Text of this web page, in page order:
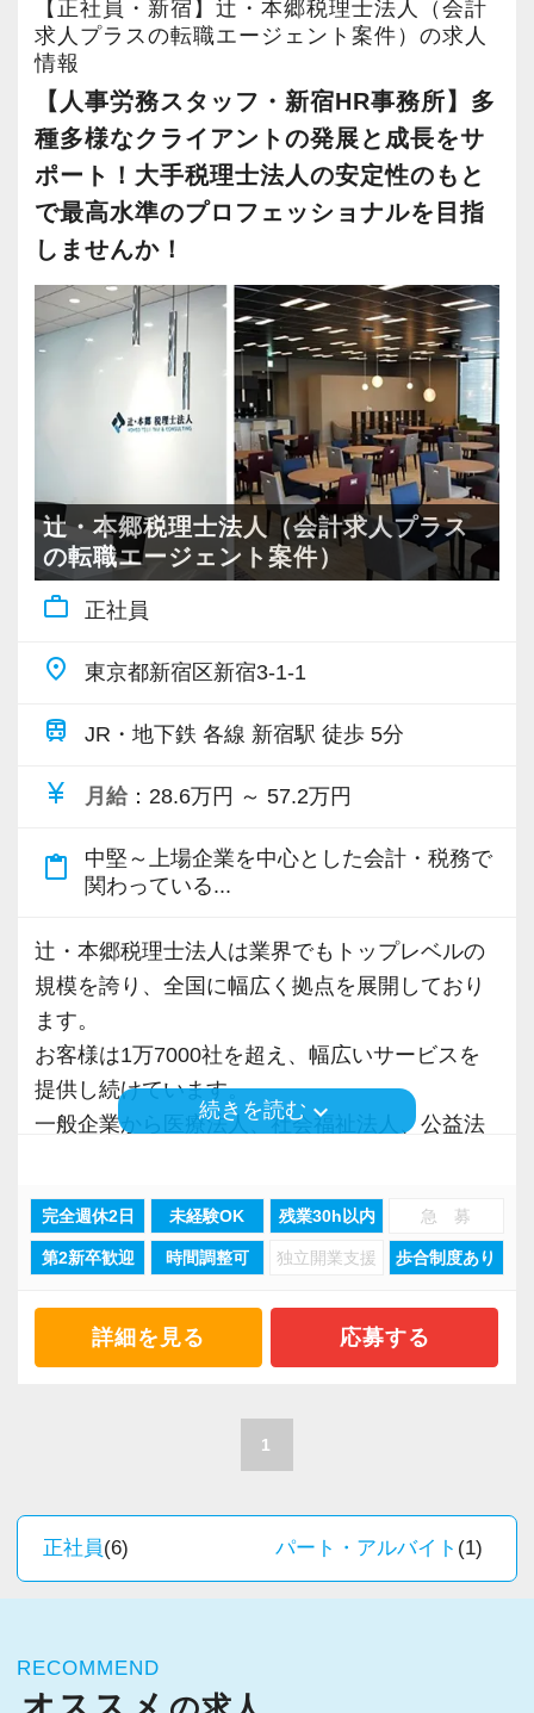
【現役スタッフの声】
前職は小規模な事務所で、なかなか担当を持つ
ことができませんでした。
代表が高齢で新しいお客様も増えず、自分の今
後のキャリアを考えて転職を決意し、当社に入
社しました。
現在は、渋谷オフィスの責任者として一つの拠
点を任されています。
積極的に手を挙げるアクティブな人には向いて
いる会社です。
私も新しい経験にチャレンジしたいと思い、渋
谷オフィスの開設に合わせて、責任者になりた
いと立候補しました。
主体性のある人にはキャリアアップとレベルア
ップのチャンスも広がり、経験者なら実務だけ
でなくマネジメントの経験も積めます。
オフィス責任者として心がけているのは、何で
も気軽に話せる雰囲気と一人一人の考え方を尊
重することです。
常に柔軟さを忘れずに接したいと思っていま
スタッフの成長にともないお客様からも信頼さ
れ喜んでもらえる、そんな組織にしていきたい
“明るくて仲が良い”というのも当社の特徴。
良くも悪くも“おせっかい”な人が多く、お客様の
ために、一緒に働く仲間のために、本気になれ
る熱い人が多いです。
る実感が得られやすい職場です。
等級制度でキャリアアップの道筋が明確になっ
ているので、目標を立ててどんどん達成してい
きましょう！
「こういうことをやってみたい！」という強い
思いがある人、大歓迎です！
【採用＆法人案内動画】
【辻・本郷税理士法人に応募するポイント！】
■国内最大級の専門特化型税理士法人です。全国
に拠点展開をしており、その規模感を武器に1万
7000社を超えるお客様に質の高いサービスを提
供しています。
■お客様は一般企業、医療法人、公益法人、海外
法人など多種多様。業務の幅も税務顧問から事
業承継、相続、M＆A、再生・再編、国際税務な
ど、あらゆる業種・分野での案件を経験するこ
とができます。
■新宿ミライナタワー事務所のほか、日本全国に
事務所を展開していますので現地登用はもちろ
ん、Iターン、Uターンご希望の方も歓迎です。
またご家族の転勤や介護によって勤務地の移動
申請ができます。
キャッチアップできるなど、スキルアップの支
援環境もしっかりとしています。
■配属された部署で1年働いた後にFA制度が使え
ます。自己申請型で希望の部署に移動ができま
指せます。
■全国のスタッフの勤務時間を本部で一元管理を
日に続いている方がいた際に部門の責任者に抑
制の指令が飛ぶようになっています。そのため
全拠点で残業の抑制が成功しています。
■通常の始業時間に対し、前後1時間または2時
間を始業時間にできる制度を導入していますの
で、ライフスタイルにあわせて最適な時間帯で
ークも相談可能です。
※応募には会計求人プラスにご登録が必要で
法人で、【公認会計士（税務）スタッフ】を募
集します！
配属先であるミライナタワーは、新宿駅直結の
好立地。
各専門分野のプロフェッショナルが揃っている
職場です。
安定性、成長性、働きやすさが揃った環境で、
辻・本郷税理士法人では人材育成を重要な課題
として取り組んでいます。
新人研修、マネージャー研修、全体研修、個別
事例研修など用意しながらスタッフの成長をバ
ックアップしています。
他にも会計人として押さえるべき重要項目につ
いて法改正に関する勉強会や内部・外部から講
師陣を招きスタッフ全体で知識の共有を図りま
す。
士など、税務・会計に関わる様々な分野のエキ
そして案件によっては、チームを組んで業務を
による協力と刺激を受けながら自身の専門スキ
ルを磨けます。
れた資格など、大いに活かしながら活躍するこ
とが出来ます。
◆お客様を税務・会計の面からサポートしたい
方
◆会計とITの知識を使って活躍したい方
◆成長したい、スキルアップしたい、手に職を
つけたい方
辻・本郷の環境で上記項目を実現しながら働
き、プロフェッショナルとして活躍しません
【採用＆法人案内動画】
【辻・本郷税理士法人に応募するポイント！】
7000社を超えるお客様に質の高いサービスを提
供しています。
【正社員・新宿】辻・本郷税理士法人（会計
求人プラスの転職エージェント案件）の求人
情報
【人事労務スタッフ・新宿HR事務所】多
種多様なクライアントの発展と成長をサ
ポート！大手税理士法人の安定性のもと
で最高水準のプロフェッショナルを目指
しませんか！
辻・本郷税理士法人（会計求人プラス
の転職エージェント案件）
work_outline 正社員
place 東京都新宿区新宿3-1-1
train JR・地下鉄 各線 新宿駅 徒歩 5分
currency_yen 月給 ：28.6万円 ～ 57.2万円
content_paste
中堅～上場企業を中心とした会計・税務で
関わっている...
辻・本郷税理士法人は業界でもトップレベルの
規模を誇り、全国に幅広く拠点を展開しており
ます。
お客様は1万7000社を超え、幅広いサービスを
提供し続けています。
一般企業から医療法人、社会福祉法人、公益法
業務経験を積む事ができます。
法人で、【人事労務スタッフ】を募集します！
配属先は新宿HR事務所となり、給与計算部門と
部署内は女性が活躍しており、社会保険労務士
育児をしながら時短勤務で仕事を続ける、有給
続きを読む keyboard_arrow_down
完全週休2日 未経験OK 残業30h以内 急 募
第2新卒歓迎 時間調整可 独立開業支援 歩合制度あり
詳細を見る 応募する
1
正社員(6) パート・アルバイト (1)
RECOMMEND